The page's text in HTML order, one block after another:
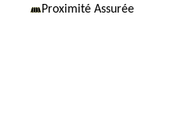
Proximité Assurée